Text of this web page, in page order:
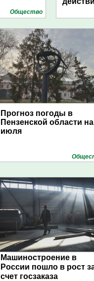
Общество
Прогноз погоды в
Пензенской области
июля
Машиностроение в
России пошло в рост
счет госзаказа